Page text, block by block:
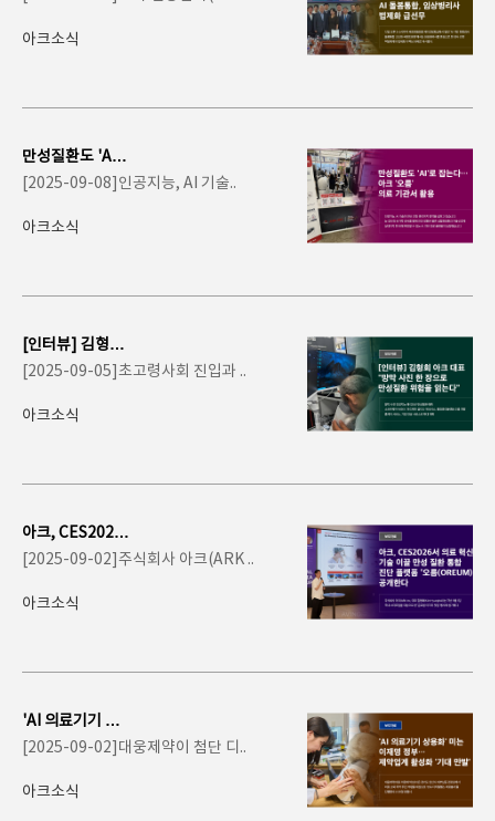
AI 돌봄통..
아크소식
만성질환도 'A
I'로 잡는다…아
크 '오..
[2025-09-08]인공지능, AI 기술..
아크소식
[인터뷰] 김형회
아크 대표 "망막
사진 한 장으..
[2025-09-05]초고령사회 진입과 ..
아크소식
아크, CES2026
서 의료 혁신 기술
이끌 만성 질환 통
합..
[2025-09-02]주식회사 아크(ARK ..
아크소식
'AI 의료기기 상
용화' 미는 이재
명 정부…..
[2025-09-02]대웅제약이 첨단 디..
아크소식